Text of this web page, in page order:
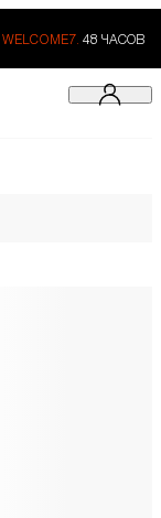
WELCOME7. 48 ЧАСОВ